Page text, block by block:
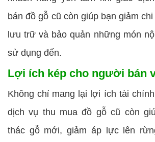
bán đồ gỗ cũ còn giúp bạn giảm
lưu trữ và bảo quản những món
sử dụng đến.
Lợi ích kép cho người bán
Không chỉ mang lại lợi ích tài
dịch vụ thu mua đồ gỗ cũ còn
thác gỗ mới, giảm áp lực lên